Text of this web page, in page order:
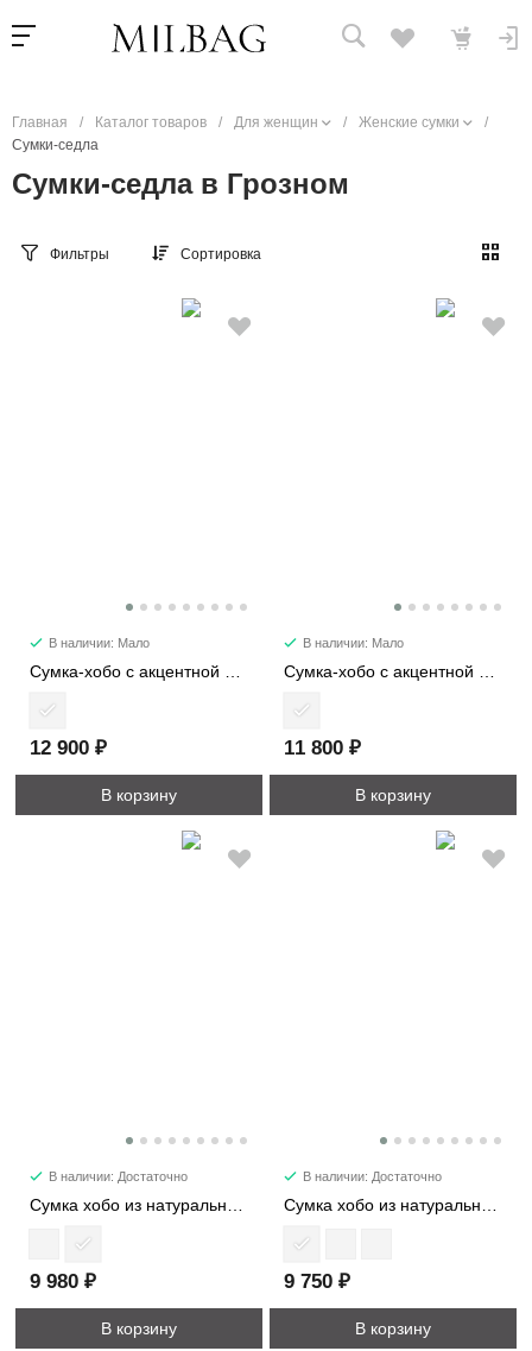
Главная / Каталог товаров / Для женщин / Женские сумки
/
Сумки-седла
Сумки-седла в Грозном
Фильтры Сортировка
В наличии: Мало
12 900 ₽
В корзину
В наличии: Мало
11 800 ₽
В корзину
В наличии: Достаточно
9 980 ₽
В корзину
В наличии: Достаточно
9 750 ₽
В корзину